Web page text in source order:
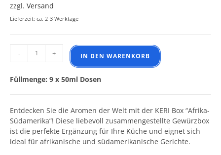
zzgl. Versand
Lieferzeit: ca. 2-3 Werktage
KERI Box - Afrika, Südamerika Menge
- + IN DEN WARENKORB
Füllmenge: 9 x 50ml Dosen
Entdecken Sie die Aromen der Welt mit der KERI Box “Afrika-
Südamerika”! Diese liebevoll zusammengestellte Gewürzbox
ist die perfekte Ergänzung für Ihre Küche und eignet sich
ideal für afrikanische und südamerikanische Gerichte.